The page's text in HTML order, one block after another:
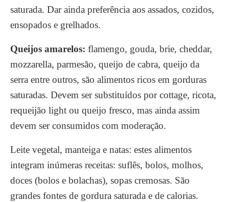
saturada. Dar ainda preferência aos assados, cozidos,
ensopados e grelhados.
Queijos amarelos: flamengo, gouda, brie, cheddar,
mozzarella, parmesão, queijo de cabra, queijo da
serra entre outros, são alimentos ricos em gorduras
saturadas. Devem ser substituídos por cottage, ricota,
requeijão light ou queijo fresco, mas ainda assim
devem ser consumidos com moderação.
Leite vegetal, manteiga e natas: estes alimentos
integram inúmeras receitas: suflês, bolos, molhos,
doces (bolos e bolachas), sopas cremosas. São
grandes fontes de gordura saturada e de calorias.